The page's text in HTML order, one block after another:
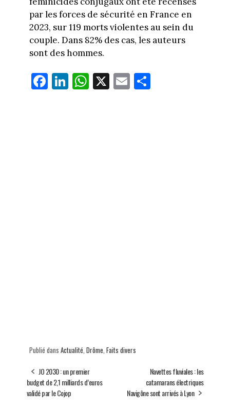
par les forces de sécurité en France en
2023, sur 119 morts violentes au sein du
couple. Dans 82% des cas, les auteurs
sont des hommes.
Fa
ce
Li
nk
W
ha
X E
m
Pa
Publié dans Actualité, Drôme, Faits divers
JO 2030 : un premier
budget de 2,1 milliards d’euros
validé par le Cojop
Navettes fluviales : les
catamarans électriques
Navigône sont arrivés à Lyon